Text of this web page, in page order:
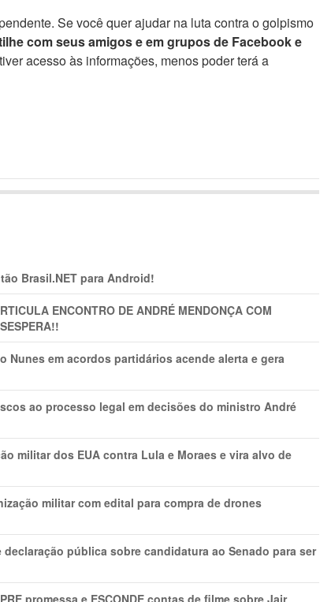
Se você quer ajudar na luta contra o golpismo
com seus amigos e em grupos de Facebook e
acesso às informações, menos poder terá a
Brasil.NET para Android!
ENCONTRO DE ANDRÉ MENDONÇA COM
Nunes em acordos partidários acende alerta e gera
ao processo legal em decisões do ministro André
militar dos EUA contra Lula e Moraes e vira alvo de
militar com edital para compra de drones
pública sobre candidatura ao Senado para ser
promessa e ESCONDE contas de filme sobre Jair